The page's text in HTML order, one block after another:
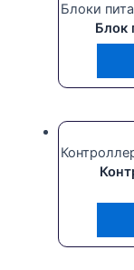
Блоки
Блок